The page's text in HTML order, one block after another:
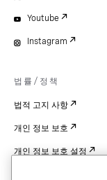
Youtube
Instagram
법률/정책
법적 고지 사항
개인 정보 보호
개인 정보 보호 설정